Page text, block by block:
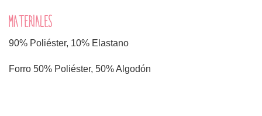
MATERIALES
90% Poliéster, 10% Elastano
Forro 50% Poliéster, 50% Algodón